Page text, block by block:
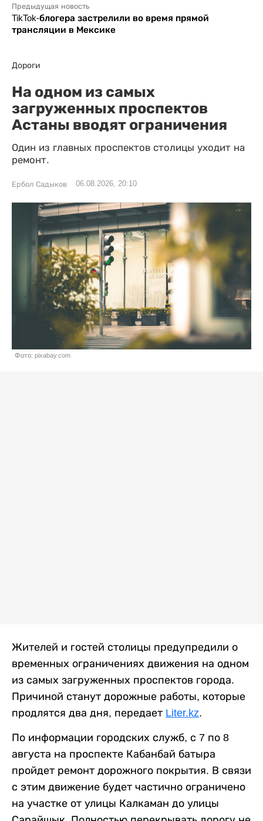
Предыдущая новость
TikTok-блогера застрелили во время прямой
трансляции в Мексике
Дороги
На одном из самых
загруженных проспектов
Астаны вводят ограничения
Один из главных проспектов столицы уходит на
ремонт.
Ербол Садыков 06.08.2026, 20:10
Фото: pixabay.com
Жителей и гостей столицы предупредили о
временных ограничениях движения на одном
из самых загруженных проспектов города.
Причиной станут дорожные работы, которые
продлятся два дня, передает Liter.kz.
По информации городских служб, с 7 по 8
августа на проспекте Кабанбай батыра
пройдет ремонт дорожного покрытия. В связи
с этим движение будет частично ограничено
на участке от улицы Калкаман до улицы